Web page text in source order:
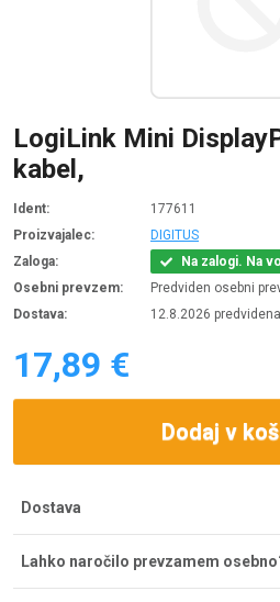
LogiLink Mini
kabel,
Ident:
177611
Proizvajalec:
DIGITUS
Zaloga:
Na zalogi. Na
Osebni prevzem:
Predviden osebni
Dostava:
12.8.2026
17,89 €
Dodaj v
Dostava
zneskom je dostava brezplačna. Ob
skladišča lahko dostavo pričakujete
Lahko naročilo prevzamem